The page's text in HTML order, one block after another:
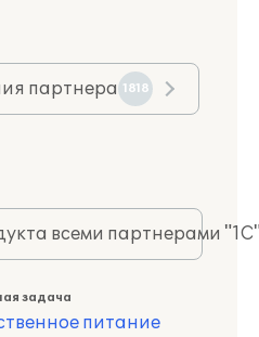
партнера 1818
всеми партнерами
задача
питание